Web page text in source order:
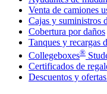
Venta de camiones
Cajas y suministros
Cobertura por daños
Tanques y recargas
Collegeboxes®
Certificados de
Descuentos y